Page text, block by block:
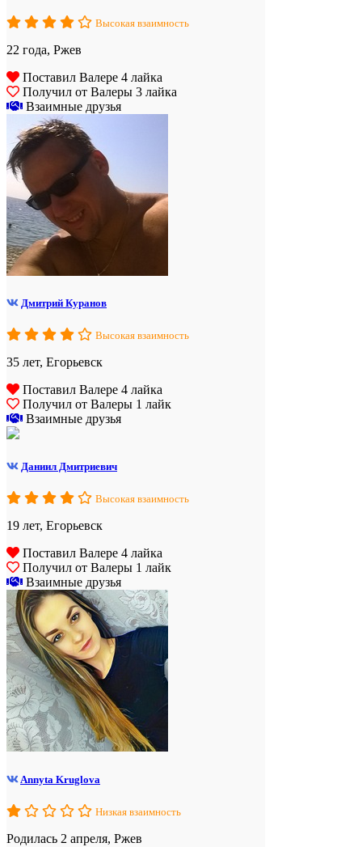
Высокая взаимность
22 года, Ржев
Поставил Валере 4 лайка
Получил от Валеры 3 лайка
Взаимные друзья
Дмитрий Куранов
Высокая взаимность
35 лет, Егорьевск
Поставил Валере 4 лайка
Получил от Валеры 1 лайк
Взаимные друзья
Даниил Дмитриевич
Высокая взаимность
19 лет, Егорьевск
Поставил Валере 4 лайка
Получил от Валеры 1 лайк
Взаимные друзья
Annyta Kruglova
Низкая взаимность
Родилась 2 апреля, Ржев